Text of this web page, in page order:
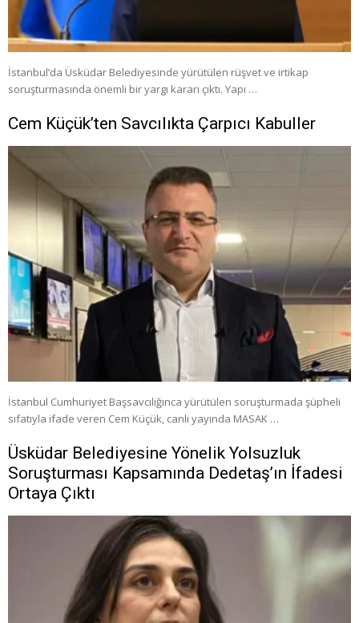
İstanbul’da Üsküdar Belediyesinde yürütülen rüşvet ve irtikap
soruşturmasında önemli bir yargı kararı çıktı. Yapı …
Cem Küçük’ten Savcılıkta Çarpıcı Kabuller
İstanbul Cumhuriyet Başsavcılığınca yürütülen soruşturmada şüpheli
sıfatıyla ifade veren Cem Küçük, canlı yayında MASAK …
Üsküdar Belediyesine Yönelik Yolsuzluk
Soruşturması Kapsamında Dedetaş’ın İfadesi
Ortaya Çıktı